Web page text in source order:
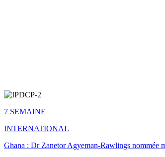
7 SEMAINE
INTERNATIONAL
Ghana : Dr Zanetor Agyeman-Rawlings nommée